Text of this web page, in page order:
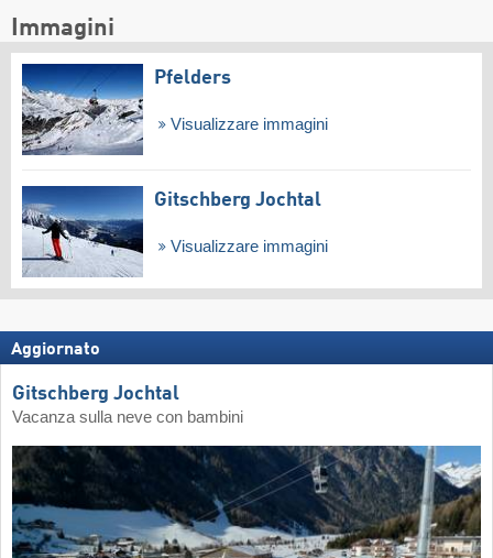
Immagini
Pfelders
Visualizzare immagini
Gitschberg Jochtal
Visualizzare immagini
Aggiornato
Gitschberg Jochtal
Vacanza sulla neve con bambini